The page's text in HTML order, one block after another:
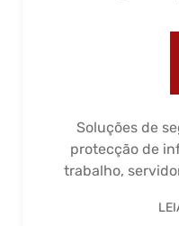
Soluções de
protecção de
trabalho,